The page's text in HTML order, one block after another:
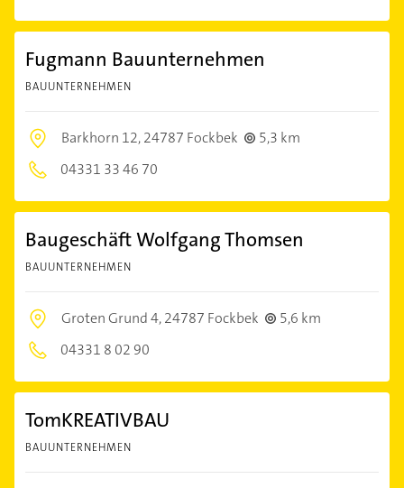
Fugmann Bauunternehmen
BAUUNTERNEHMEN
Barkhorn 12,24787 Fockbek
5,3 km
04331 33 46 70
Baugeschäft Wolfgang Thomsen
BAUUNTERNEHMEN
Groten Grund 4,24787 Fockbek
5,6 km
04331 8 02 90
TomKREATIVBAU
BAUUNTERNEHMEN